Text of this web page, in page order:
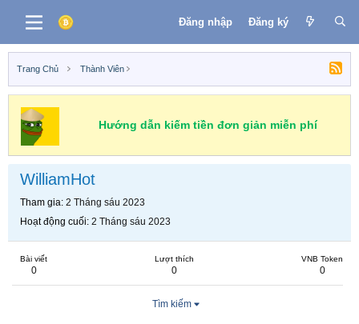
Đăng nhập Đăng ký
Trang Chủ Thành Viên
Hướng dẫn kiếm tiền đơn giản miễn phí
WilliamHot
Tham gia 2 Tháng sáu 2023
Hoạt động cuối 2 Tháng sáu 2023
Bài viết
0
Lượt thích
0
VNB Token
0
Tìm kiếm